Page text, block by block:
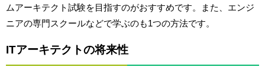
ムアーキテクト試験を目指すのがおすすめです。また、エンジ
ニアの専門スクールなどで学ぶのも1つの方法です。
ITアーキテクトの将来性